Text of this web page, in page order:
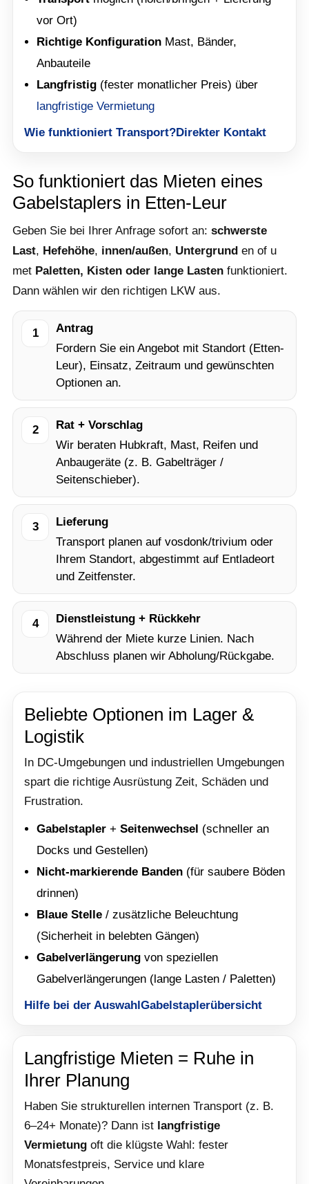
vor Ort)
Richtige Konfiguration Mast, Bänder,
Anbauteile
Langfristig (fester monatlicher Preis) über
langfristige Vermietung
Wie funktioniert Transport?Direkter Kontakt
So funktioniert das Mieten eines
Gabelstaplers in Etten-Leur
Geben Sie bei Ihrer Anfrage sofort an: schwerste
Last, Hefehöhe, innen/außen, Untergrund en of u
met Paletten, Kisten oder lange Lasten funktioniert.
Dann wählen wir den richtigen LKW aus.
1
Antrag
Fordern Sie ein Angebot mit Standort (Etten-
Leur), Einsatz, Zeitraum und gewünschten
Optionen an.
2
Rat + Vorschlag
Wir beraten Hubkraft, Mast, Reifen und
Anbaugeräte (z. B. Gabelträger /
Seitenschieber).
3
Lieferung
Transport planen auf vosdonk/trivium oder
Ihrem Standort, abgestimmt auf Entladeort
und Zeitfenster.
4
Dienstleistung + Rückkehr
Während der Miete kurze Linien. Nach
Abschluss planen wir Abholung/Rückgabe.
Beliebte Optionen im Lager &
Logistik
In DC-Umgebungen und industriellen Umgebungen
spart die richtige Ausrüstung Zeit, Schäden und
Frustration.
Gabelstapler + Seitenwechsel (schneller an
Docks und Gestellen)
Nicht-markierende Banden (für saubere Böden
drinnen)
Blaue Stelle / zusätzliche Beleuchtung
(Sicherheit in belebten Gängen)
Gabelverlängerung von speziellen
Gabelverlängerungen (lange Lasten / Paletten)
Hilfe bei der AuswahlGabelstaplerübersicht
Langfristige Mieten = Ruhe in
Ihrer Planung
Haben Sie strukturellen internen Transport (z. B.
6–24+ Monate)? Dann ist langfristige
Vermietung oft die klügste Wahl: fester
Monatsfestpreis, Service und klare